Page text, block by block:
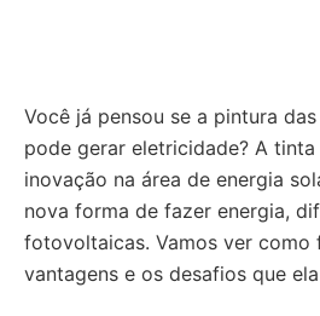
Você já pensou se a pintura
pode gerar eletricidade? A
inovação na área de energia
nova forma de fazer energia,
fotovoltaicas. Vamos ver como
vantagens e os desafios que